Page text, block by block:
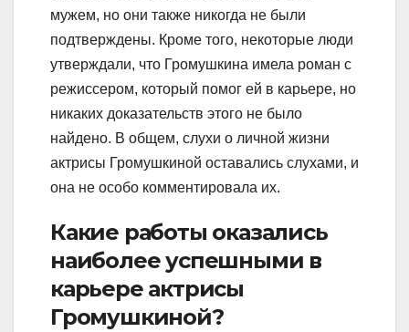
мужем, но они также никогда не были
подтверждены. Кроме того, некоторые люди
утверждали, что Громушкина имела роман с
режиссером, который помог ей в карьере, но
никаких доказательств этого не было
найдено. В общем, слухи о личной жизни
актрисы Громушкиной оставались слухами, и
она не особо комментировала их.
Какие работы оказались
наиболее успешными в
карьере актрисы
Громушкиной?